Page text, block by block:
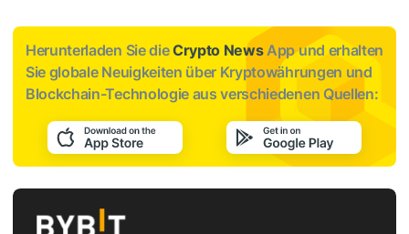
Herunterladen Sie dieCrypto NewsApp und erhalten
Sie globale Neuigkeiten über Kryptowährungen und
Blockchain-Technologie aus verschiedenen Quellen: